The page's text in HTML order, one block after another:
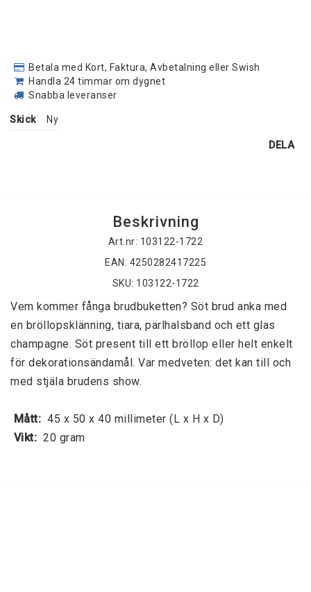
Betala med Kort, Faktura, Avbetalning eller Swish
Handla 24 timmar om dygnet
Snabba leveranser
Skick Ny
DELA
Beskrivning
Art.nr: 103122-1722
EAN: 4250282417225
SKU: 103122-1722
Vem kommer fånga brudbuketten? Söt brud anka med
en bröllopsklänning, tiara, pärlhalsband och ett glas
champagne. Söt present till ett bröllop eller helt enkelt
för dekorationsändamål. Var medveten: det kan till och
med stjäla brudens show.
Mått: 45 x 50 x 40 millimeter (L x H x D)
Vikt: 20 gram